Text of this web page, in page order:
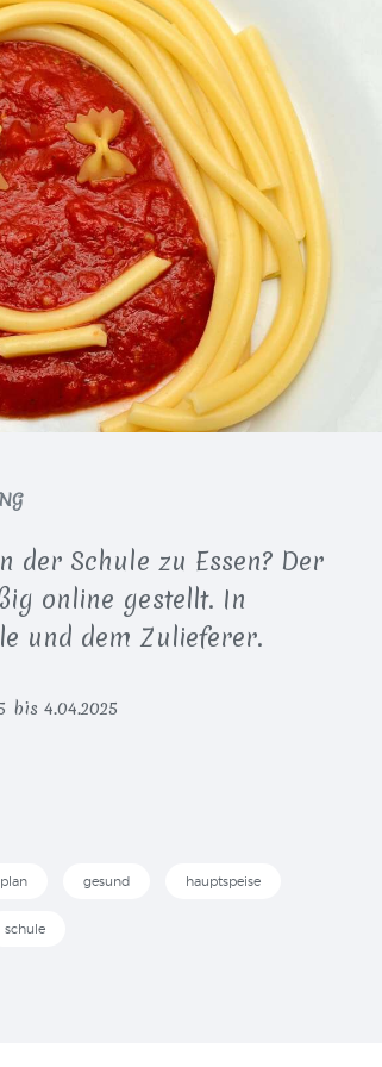
der Schule zu Essen? Der
online gestellt. In
und dem Zulieferer.
bis 4.04.2025
gesund hauptspeise
schule